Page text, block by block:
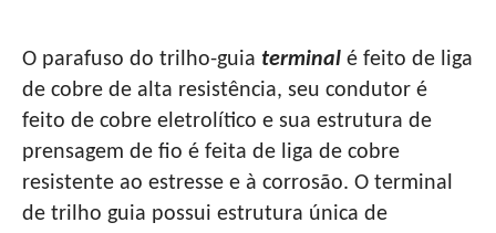
O parafuso do trilho-guia terminal é feito de liga
de cobre de alta resistência, seu condutor é
feito de cobre eletrolítico e sua estrutura de
prensagem de fio é feita de liga de cobre
resistente ao estresse e à corrosão. O terminal
de trilho guia possui estrutura única de